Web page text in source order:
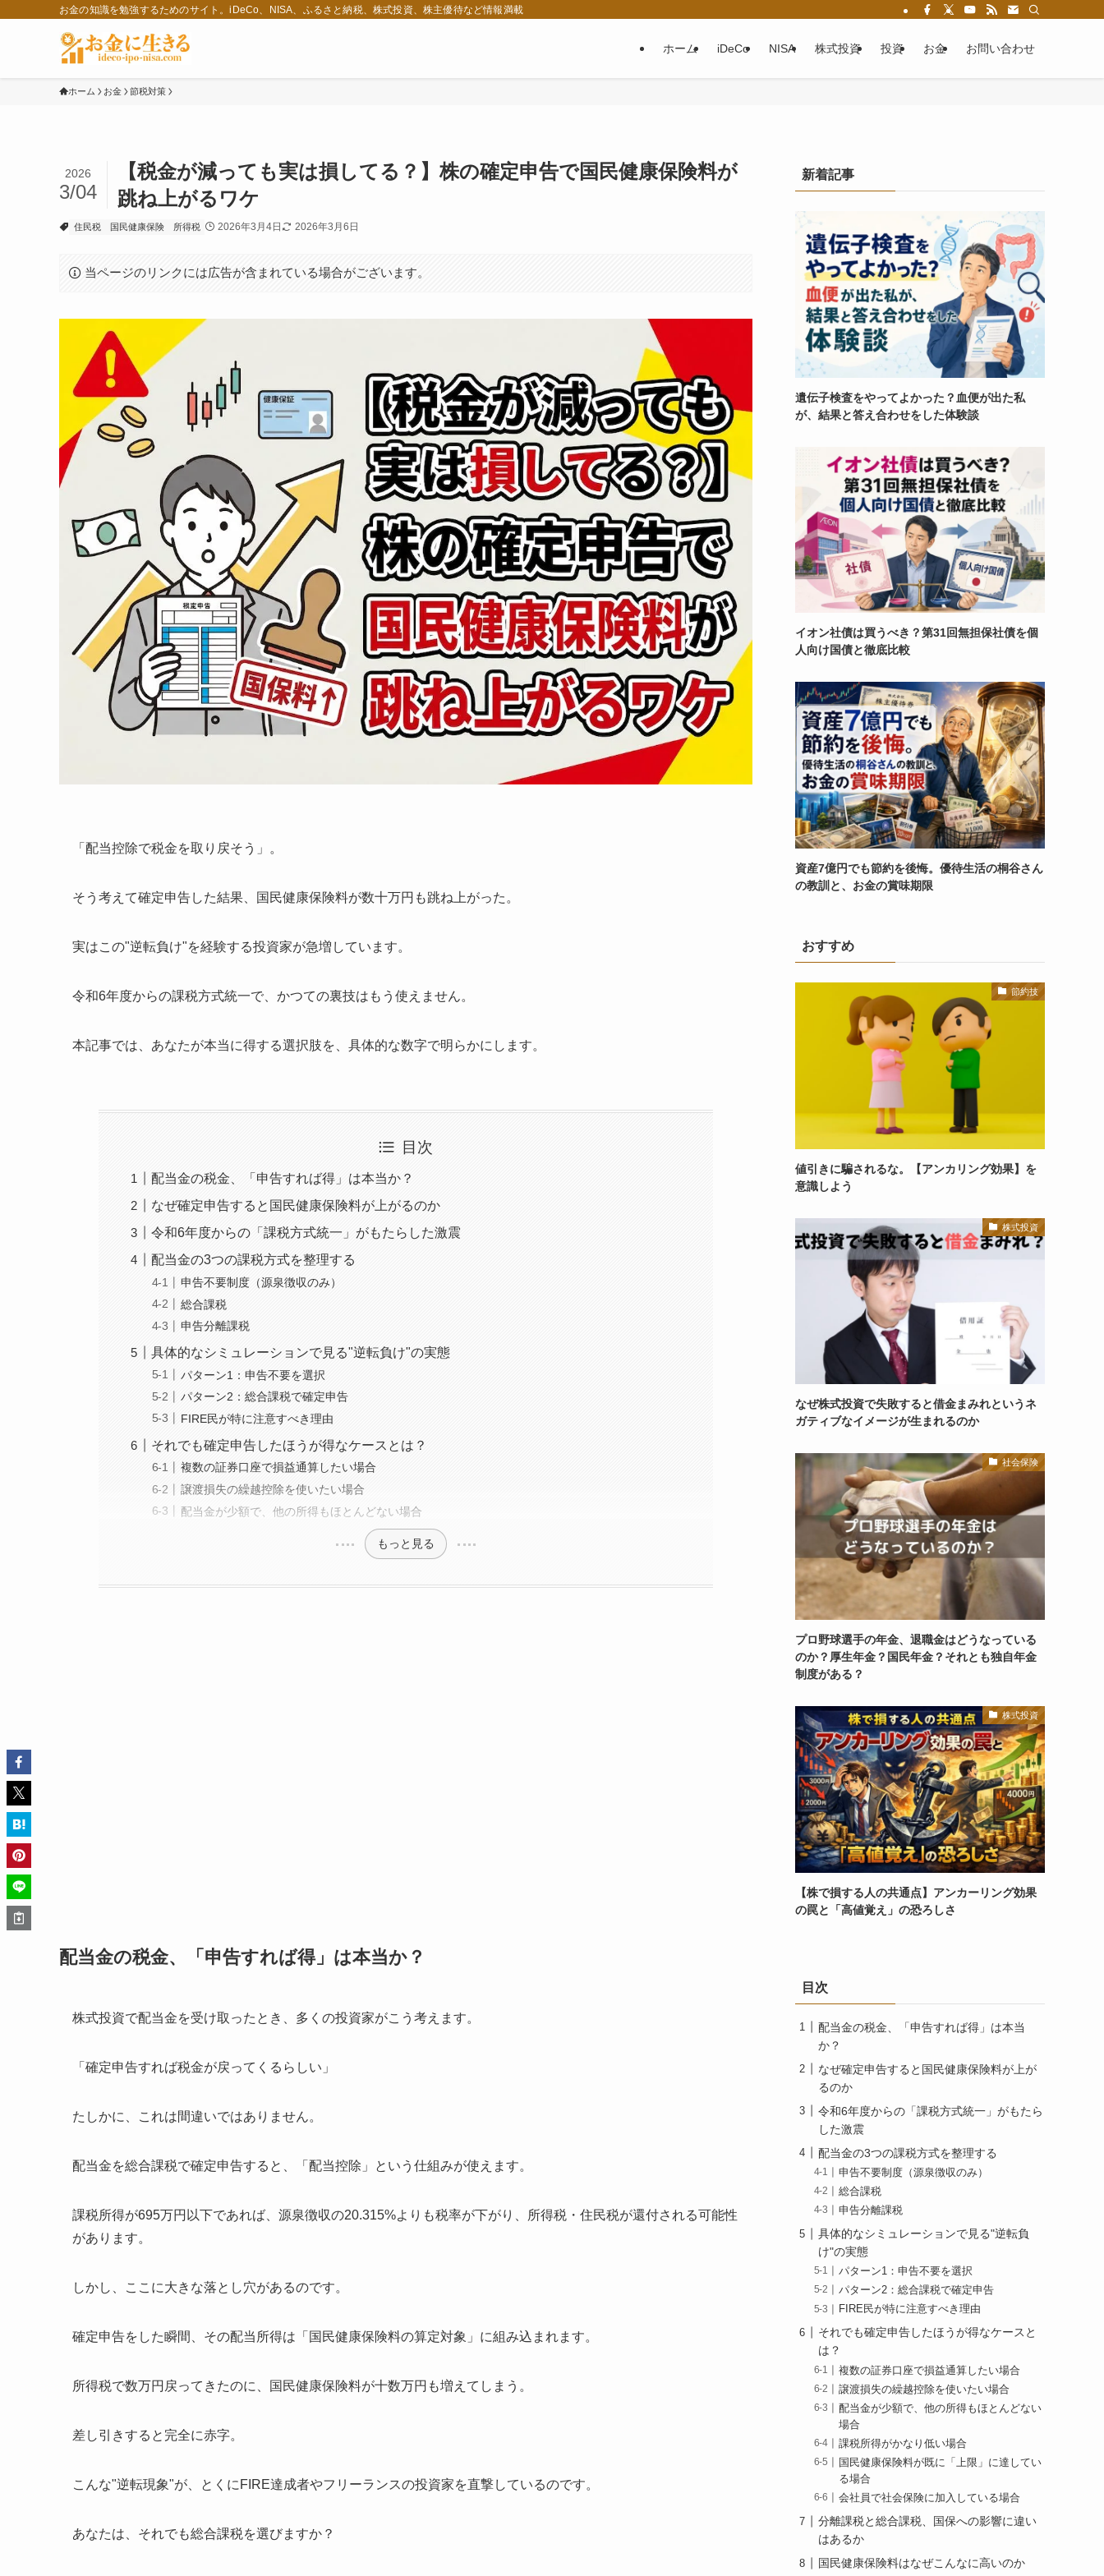
お金の知識を勉強するためのサイト。iDeCo、NISA、ふるさと納税、株式投資、株主優待など情報満載
ホーム iDeCo NISA 株式投資 投資 お金 お問い合わせ
ホーム お金 節税対策
【税金が減っても実は損してる？】株の確定申告で国民健康保険料が
跳ね上がるワケ
2026
3/04
住民税 国民健康保険 所得税 2026年3月4日 2026年3月6日
当ページのリンクには広告が含まれている場合がございます。
「配当控除で税金を取り戻そう」。
そう考えて確定申告した結果、国民健康保険料が数十万円も跳ね上がった。
実はこの"逆転負け"を経験する投資家が急増しています。
令和6年度からの課税方式統一で、かつての裏技はもう使えません。
本記事では、あなたが本当に得する選択肢を、具体的な数字で明らかにします。
目次
配当金の税金、「申告すれば得」は本当か？
なぜ確定申告すると国民健康保険料が上がるのか
令和6年度からの「課税方式統一」がもたらした激震
配当金の3つの課税方式を整理する
申告不要制度（源泉徴収のみ）
総合課税
申告分離課税
具体的なシミュレーションで見る"逆転負け"の実態
パターン1：申告不要を選択
パターン2：総合課税で確定申告
FIRE民が特に注意すべき理由
それでも確定申告したほうが得なケースとは？
複数の証券口座で損益通算したい場合
譲渡損失の繰越控除を使いたい場合
配当金が少額で、他の所得もほとんどない場合
もっと見る
配当金の税金、「申告すれば得」は本当か？
株式投資で配当金を受け取ったとき、多くの投資家がこう考えます。
「確定申告すれば税金が戻ってくるらしい」
たしかに、これは間違いではありません。
配当金を総合課税で確定申告すると、「配当控除」という仕組みが使えます。
課税所得が695万円以下であれば、源泉徴収の20.315%よりも税率が下がり、所得税・住民税が還付される可能性
があります。
しかし、ここに大きな落とし穴があるのです。
確定申告をした瞬間、その配当所得は「国民健康保険料の算定対象」に組み込まれます。
所得税で数万円戻ってきたのに、国民健康保険料が十数万円も増えてしまう。
差し引きすると完全に赤字。
こんな"逆転現象"が、とくにFIRE達成者やフリーランスの投資家を直撃しているのです。
あなたは、それでも総合課税を選びますか？
新着記事
遺伝子検査をやってよかった？血便が出た私
が、結果と答え合わせをした体験談
イオン社債は買うべき？第31回無担保社債を個
人向け国債と徹底比較
資産7億円でも節約を後悔。優待生活の桐谷さん
の教訓と、お金の賞味期限
おすすめ
節約技
値引きに騙されるな。【アンカリング効果】を
意識しよう
株式投資
なぜ株式投資で失敗すると借金まみれというネ
ガティブなイメージが生まれるのか
社会保険
プロ野球選手の年金、退職金はどうなっている
のか？厚生年金？国民年金？それとも独自年金
制度がある？
株式投資
【株で損する人の共通点】アンカーリング効果
の罠と「高値覚え」の恐ろしさ
目次
配当金の税金、「申告すれば得」は本当
か？
なぜ確定申告すると国民健康保険料が上が
るのか
令和6年度からの「課税方式統一」がもたら
した激震
配当金の3つの課税方式を整理する
申告不要制度（源泉徴収のみ）
総合課税
申告分離課税
具体的なシミュレーションで見る"逆転負
け"の実態
パターン1：申告不要を選択
パターン2：総合課税で確定申告
FIRE民が特に注意すべき理由
それでも確定申告したほうが得なケースと
は？
複数の証券口座で損益通算したい場合
譲渡損失の繰越控除を使いたい場合
配当金が少額で、他の所得もほとんどない
場合
課税所得がかなり低い場合
国民健康保険料が既に「上限」に達してい
る場合
会社員で社会保険に加入している場合
分離課税と総合課税、国保への影響に違い
はあるか
国民健康保険料はなぜこんなに高いのか